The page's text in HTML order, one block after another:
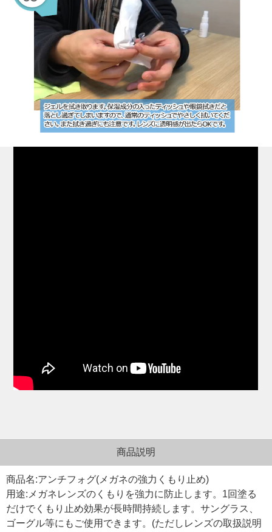
商品説明
商品名:アンチフォグ(メガネの強力くもり止め)
用途:メガネレンズのくもりを強力に防止します。1回塗る
だけでくもり止め効果が長時間持続します。サングラス、
ゴーグル等にもご使用できます。(ただしレンズの取扱説明